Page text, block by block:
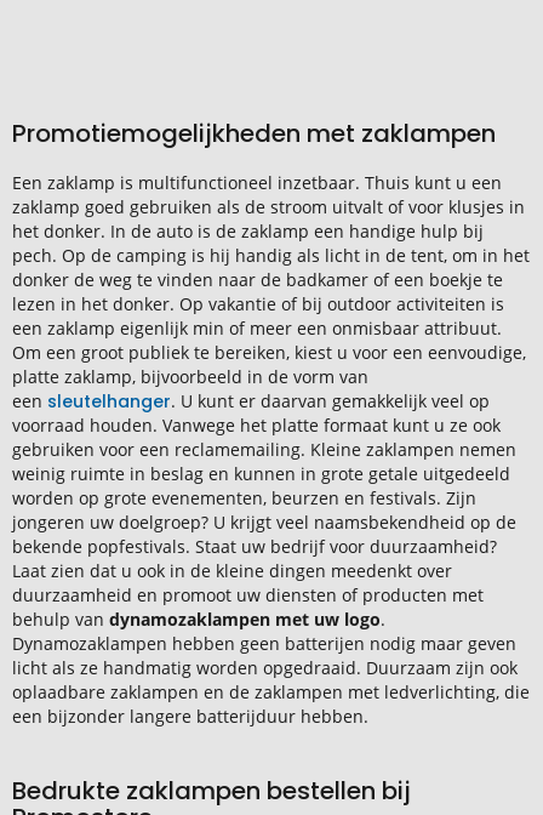
Promotiemogelijkheden met zaklampen
Een zaklamp is multifunctioneel inzetbaar. Thuis kunt u een
zaklamp goed gebruiken als de stroom uitvalt of voor klusjes in
het donker. In de auto is de zaklamp een handige hulp bij
pech. Op de camping is hij handig als licht in de tent, om in het
donker de weg te vinden naar de badkamer of een boekje te
lezen in het donker. Op vakantie of bij outdoor activiteiten is
een zaklamp eigenlijk min of meer een onmisbaar attribuut.
Om een groot publiek te bereiken, kiest u voor een eenvoudige,
platte zaklamp, bijvoorbeeld in de vorm van
een sleutelhanger. U kunt er daarvan gemakkelijk veel op
voorraad houden. Vanwege het platte formaat kunt u ze ook
gebruiken voor een reclamemailing. Kleine zaklampen nemen
weinig ruimte in beslag en kunnen in grote getale uitgedeeld
worden op grote evenementen, beurzen en festivals. Zijn
jongeren uw doelgroep? U krijgt veel naamsbekendheid op de
bekende popfestivals. Staat uw bedrijf voor duurzaamheid?
Laat zien dat u ook in de kleine dingen meedenkt over
duurzaamheid en promoot uw diensten of producten met
behulp van dynamozaklampen met uw logo.
Dynamozaklampen hebben geen batterijen nodig maar geven
licht als ze handmatig worden opgedraaid. Duurzaam zijn ook
oplaadbare zaklampen en de zaklampen met ledverlichting, die
een bijzonder langere batterijduur hebben.
Bedrukte zaklampen bestellen bij